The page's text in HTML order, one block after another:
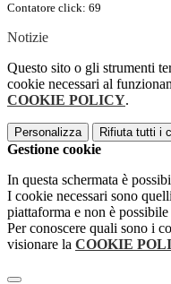
Contatore click: 69
Notizie
Questo sito o gli strumenti
cookie necessari al
COOKIE POLICY.
Personalizza Rifiuta tutti i
Gestione cookie
In questa schermata è
I cookie necessari sono
piattaforma e non è
Per conoscere quali sono i
visionare la COOKIE